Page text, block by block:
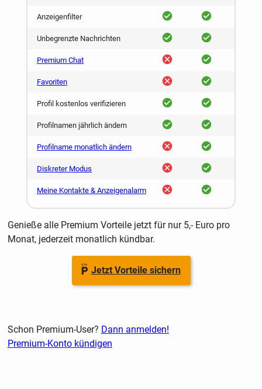
Anzeigenfilter ja ja
Unbegrenzte Nachrichten ja ja
Premium Chat nein ja
Favoriten nein ja
Profil kostenlos verifizieren ja ja
Profilnamen jährlich ändern ja ja
Profilname monatlich ändern nein ja
Diskreter Modus nein ja
Meine Kontakte & Anzeigenalarm nein ja
Genieße alle Premium Vorteile jetzt für nur 5,- Euro pro
Monat, jederzeit monatlich kündbar.
Jetzt Vorteile sichern
Schon Premium-User? Dann anmelden!
Premium-Konto kündigen